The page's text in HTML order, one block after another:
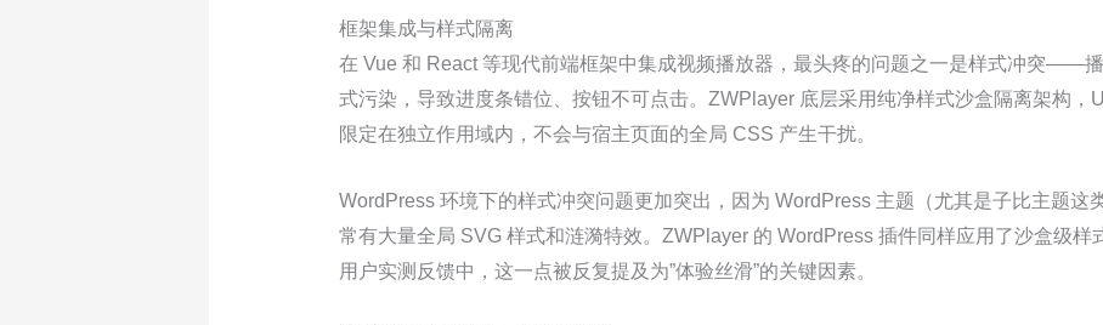
框架集成与样式隔离
在 Vue 和 React 等现代前端框架中集成视频播放器，最头疼的问题之一是样式冲突——
式污染，导致进度条错位、按钮不可点击。ZWPlayer 底层采用纯净样式沙盒隔离架构，
限定在独立作用域内，不会与宿主页面的全局 CSS 产生干扰。
WordPress 环境下的样式冲突问题更加突出，因为 WordPress 主题（尤其是子比主题这
常有大量全局 SVG 样式和涟漪特效。ZWPlayer 的 WordPress 插件同样应用了沙盒级样
用户实测反馈中，这一点被反复提及为”体验丝滑”的关键因素。